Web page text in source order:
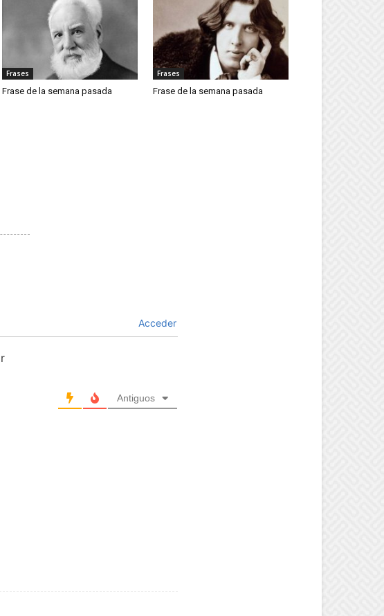
Frases
Frase de la semana pasada
Frases
Frase de la semana pasada
Acceder
Antiguos